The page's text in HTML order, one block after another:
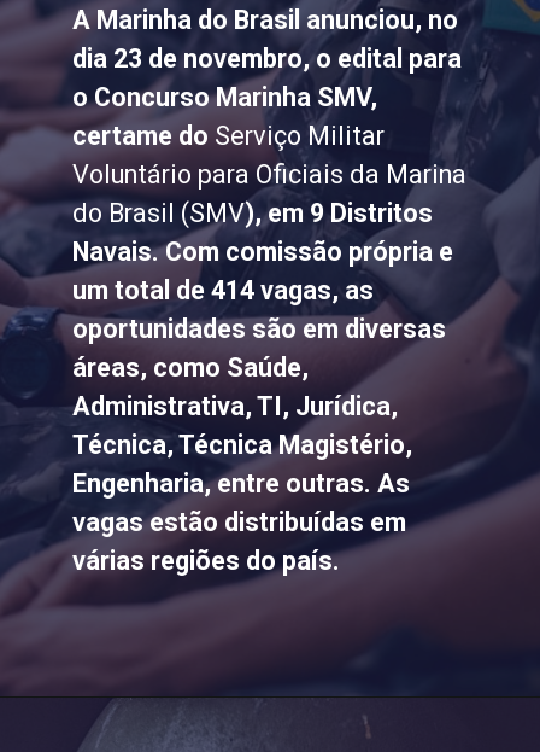
A Marinha do Brasil anunciou, no
dia 23 de novembro, o edital para
o Concurso Marinha SMV,
certame do Serviço Militar
Voluntário para Oficiais da Marina
do Brasil (SMV), em 9 Distritos
Navais. Com comissão própria e
um total de 414 vagas, as
oportunidades são em diversas
áreas, como Saúde,
Administrativa, TI, Jurídica,
Técnica, Técnica Magistério,
Engenharia, entre outras. As
vagas estão distribuídas em
várias regiões do país.